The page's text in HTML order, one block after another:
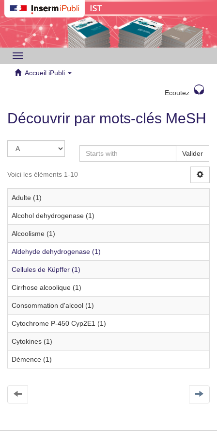
Toggle
navigation
Accueil iPubli
Ecoutez
Découvrir par mots-clés MeSH
Valider
Voici les éléments 1-10
Adulte (1)
Alcohol dehydrogenase (1)
Alcoolisme (1)
Aldehyde dehydrogenase (1)
Cellules de Küpffer (1)
Cirrhose alcoolique (1)
Consommation d'alcool (1)
Cytochrome P-450 Cyp2E1 (1)
Cytokines (1)
Démence (1)